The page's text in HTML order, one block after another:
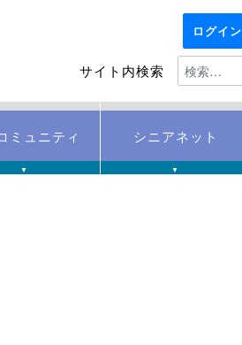
ログイン
サイト内検索
ミュニティ
▼
シニアネット
▼